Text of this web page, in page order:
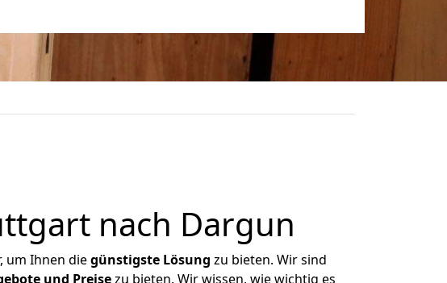
nach Dargun
um Ihnen diegünstigste Lösung zu bieten. Wir sind
und Preisezu bieten. Wir wissen, wie wichtig es